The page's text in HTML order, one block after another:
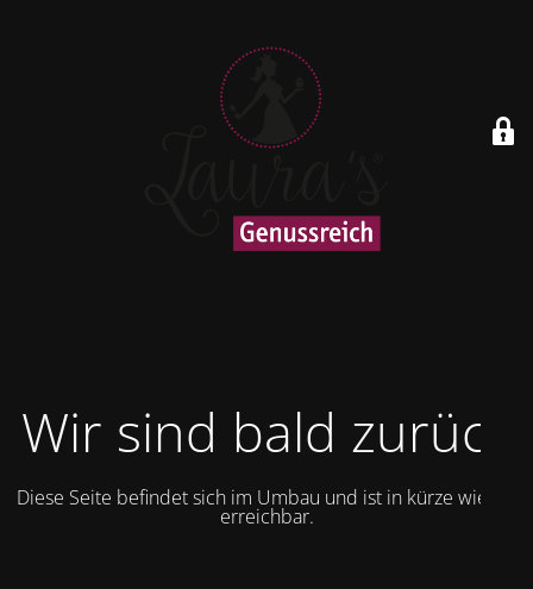
Wir sind bald zurück
Diese Seite befindet sich im Umbau und ist in kürze wieder
erreichbar.